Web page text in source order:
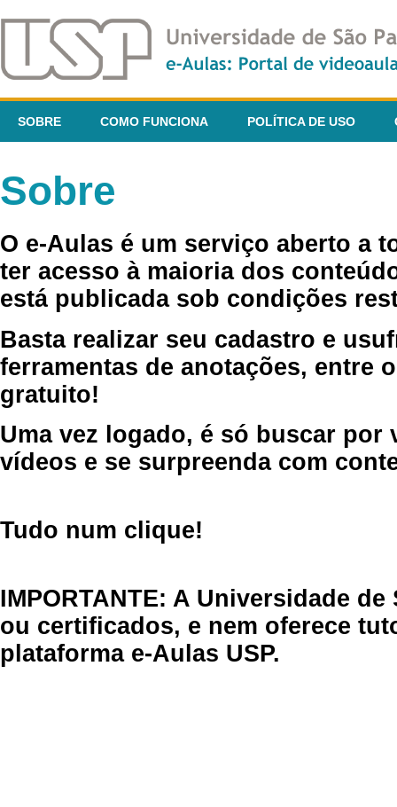
SOBRE COMO FUNCIONA POLÍTICA DE USO
Sobre
O e-Aulas é um serviço aberto a
ter acesso à maioria dos
está publicada sob condições
Basta realizar seu cadastro e
ferramentas de anotações, entre
gratuito!
Uma vez logado, é só buscar por
vídeos e se surpreenda com
Tudo num clique!
IMPORTANTE: A Universidade
ou certificados, e nem oferece
plataforma e-Aulas USP.